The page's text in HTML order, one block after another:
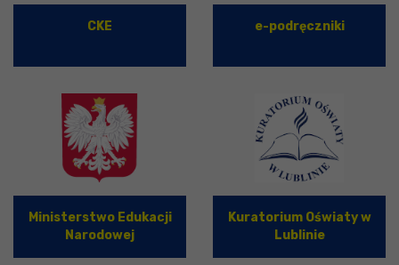
CKE e-podręczniki
Ministerstwo Edukacji
Narodowej
Kuratorium Oświaty w
Lublinie